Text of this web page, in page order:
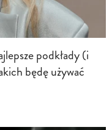
podkłady (i
będę używać